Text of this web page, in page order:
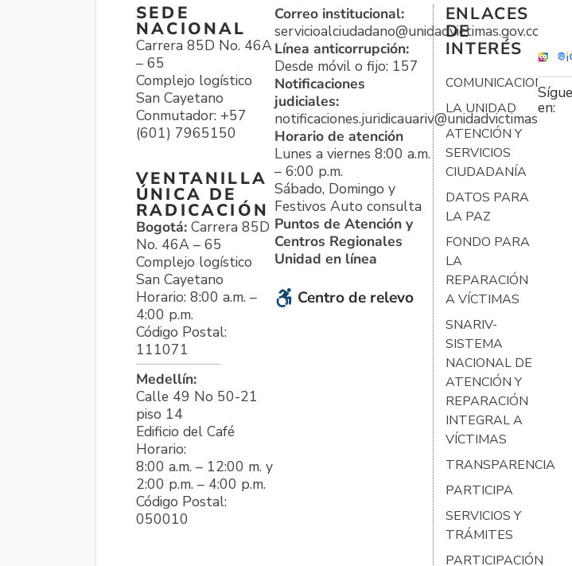
SEDE
NACIONAL
Carrera 85D No. 46A
– 65
Complejo logístico
San Cayetano
Conmutador: +57
(601) 7965150
VENTANILLA
ÚNICA DE
RADICACIÓN
Bogotá: Carrera 85D
No. 46A – 65
Complejo logístico
San Cayetano
Horario: 8:00 a.m. –
4:00 p.m.
Código Postal:
111071
Medellín:
Calle 49 No 50-21
piso 14
Edificio del Café
Horario:
8:00 a.m. – 12:00 m. y
2:00 p.m. – 4:00 p.m.
Código Postal:
050010
Correo institucional:
servicioalciudadano@unidadvictimas.gov.co
Línea anticorrupción:
Desde móvil o fijo: 157
Notificaciones
judiciales:
notificaciones.juridicauariv@unidadvictimas.gov.co
Horario de atención
Lunes a viernes 8:00 a.m.
– 6:00 p.m.
Sábado, Domingo y
Festivos Auto consulta
Puntos de Atención y
Centros Regionales
Unidad en línea
Centro de relevo
ENLACES
DE
INTERÉS
COMUNICACIONES
LA UNIDAD
ATENCIÓN Y
SERVICIOS
CIUDADANÍA
DATOS PARA
LA PAZ
FONDO PARA
LA
REPARACIÓN
A VÍCTIMAS
SNARIV-
SISTEMA
NACIONAL DE
ATENCIÓN Y
REPARACIÓN
INTEGRAL A
VÍCTIMAS
TRANSPARENCIA
PARTICIPA
SERVICIOS Y
TRÁMITES
PARTICIPACIÓN
en: